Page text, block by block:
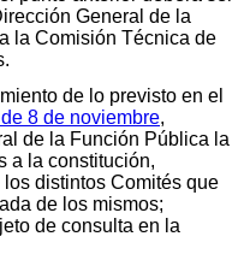
General de la
la Comisión Técnica de
de lo previsto en el
8 de noviembre,
de la Función Pública la
a la constitución,
distintos Comités que
de los mismos;
de consulta en la